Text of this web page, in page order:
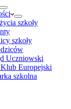
szkoły
szkoły
Uczniowski
Europejski
szkolna